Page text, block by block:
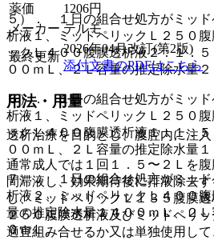
５）． １日の組合せ処方がミッド
析液１、ミッドペリックＬ２５０
ックＬ４００腹膜透析液２：１．
００ｍＬ、２Ｌ容量の推定除水量２
６）． １日の組合せ処方がミッド
析液１、ミッドペリックＬ２５０
ックＬ４００腹膜透析液１：１．
００ｍＬ、２Ｌ容量の推定除水量１
７）． １日の組合せ処方がミッド
析液２、ミッドペリックＬ４００
量の推定除水量１４００ｍＬ、２
０ｍＬ。
薬価
1206円
メーカー テルモ
最終更新
2026年04月改訂(第2版)
添付文書のPDFはこちら
用法・用量
透析治療を目的とし、腹腔内に注
通常成人では１回１．５〜２Ｌを
間滞液し、効果期待後に排液除去
し、ミッドペリックＬ１３５腹膜
２５０腹膜透析液及びミッドペリ
適宜組み合せるか又は単独使用し